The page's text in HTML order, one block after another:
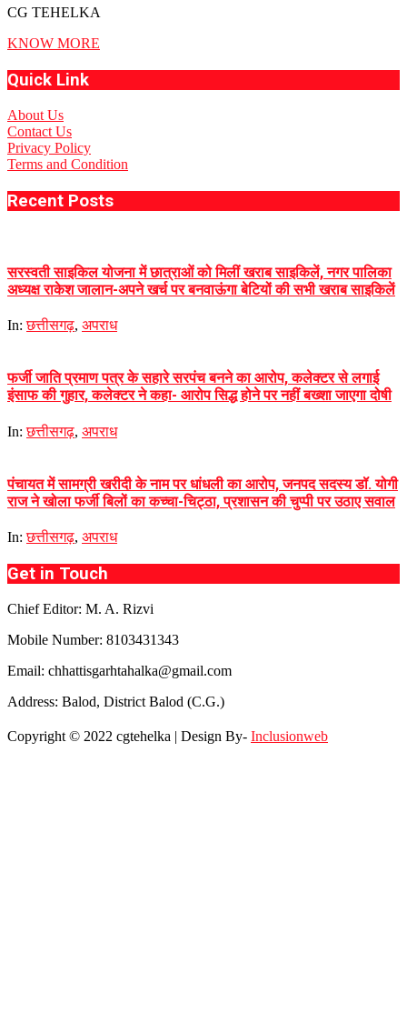
CG TEHELKA
KNOW MORE
Quick Link
About Us
Contact Us
Privacy Policy
Terms and Condition
Recent Posts
सरस्वती साइकिल योजना में छात्राओं को मिलीं खराब साइकिलें, नगर पालिका
अध्यक्ष राकेश जालान-अपने खर्च पर बनवाऊंगा बेटियों की सभी खराब साइकिलें
In: छत्तीसगढ़, अपराध
फर्जी जाति प्रमाण पत्र के सहारे सरपंच बनने का आरोप, कलेक्टर से लगाई
इंसाफ की गुहार, कलेक्टर ने कहा- आरोप सिद्ध होने पर नहीं बख्शा जाएगा दोषी
In: छत्तीसगढ़, अपराध
पंचायत में सामग्री खरीदी के नाम पर धांधली का आरोप, जनपद सदस्य डॉ. योगी
राज ने खोला फर्जी बिलों का कच्चा-चिट्ठा, प्रशासन की चुप्पी पर उठाए सवाल
In: छत्तीसगढ़, अपराध
Get in Touch
Chief Editor: M. A. Rizvi
Mobile Number: 8103431343
Email: chhattisgarhtahalka@gmail.com
Address: Balod, District Balod (C.G.)
Copyright © 2022 cgtehelka | Design By- Inclusionweb